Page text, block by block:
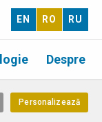
EN RO RU
Despre
Personalizează